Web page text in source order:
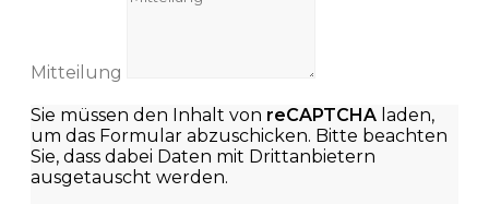
Mitteilung
Sie müssen den Inhalt von reCAPTCHA laden,
um das Formular abzuschicken. Bitte beachten
Sie, dass dabei Daten mit Drittanbietern
ausgetauscht werden.